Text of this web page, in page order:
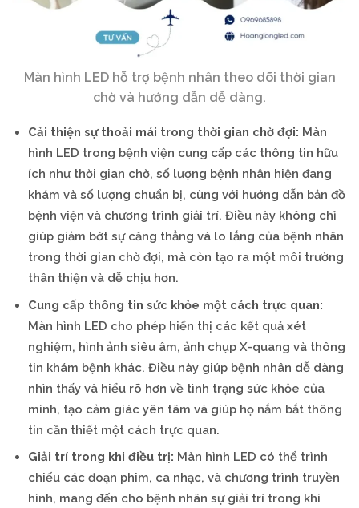
Màn hình LED hỗ trợ bệnh nhân theo dõi thời gian
chờ và hướng dẫn dễ dàng.
Cải thiện sự thoải mái trong thời gian chờ đợi: Màn
hình LED trong bệnh viện cung cấp các thông tin hữu
ích như thời gian chờ, số lượng bệnh nhân hiện đang
khám và số lượng chuẩn bị, cùng với hướng dẫn bản đồ
bệnh viện và chương trình giải trí. Điều này không chỉ
giúp giảm bớt sự căng thẳng và lo lắng của bệnh nhân
trong thời gian chờ đợi, mà còn tạo ra một môi trường
thân thiện và dễ chịu hơn.
Cung cấp thông tin sức khỏe một cách trực quan:
Màn hình LED cho phép hiển thị các kết quả xét
nghiệm, hình ảnh siêu âm, ảnh chụp X-quang và thông
tin khám bệnh khác. Điều này giúp bệnh nhân dễ dàng
nhìn thấy và hiểu rõ hơn về tình trạng sức khỏe của
mình, tạo cảm giác yên tâm và giúp họ nắm bắt thông
tin cần thiết một cách trực quan.
Giải trí trong khi điều trị: Màn hình LED có thể trình
chiếu các đoạn phim, ca nhạc, và chương trình truyền
hình, mang đến cho bệnh nhân sự giải trí trong khi